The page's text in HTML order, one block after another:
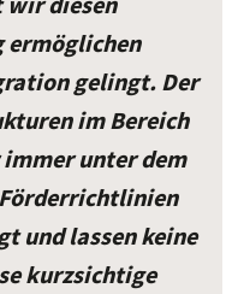
ermöglichen
gelingt. Der
im Bereich
unter dem
und lassen keine
kurzsichtige